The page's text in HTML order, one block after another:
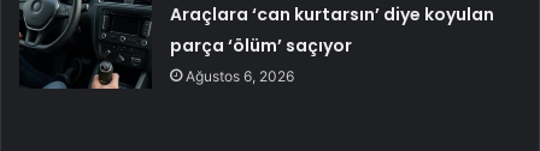
Araçlara ‘can kurtarsın’ diye koyulan
parça ‘ölüm’ saçıyor
Ağustos 6, 2026